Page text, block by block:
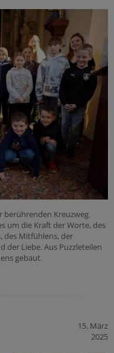
berührenden Kreuzweg.
um die Kraft der Worte, des
des Mitfühlens, der
der Liebe. Aus Puzzleteilen
gebaut.
15. März
2025